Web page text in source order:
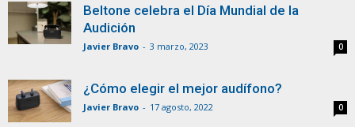
Beltone celebra el Día Mundial de la
Audición
Javier Bravo - 3 marzo, 2023 0
¿Cómo elegir el mejor audífono?
Javier Bravo - 17 agosto, 2022 0